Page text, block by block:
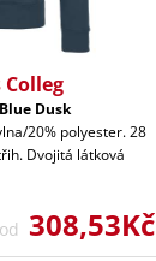
Colleg
Blue Dusk
20% polyester. 28
Dvojitá látková
308,53Kč